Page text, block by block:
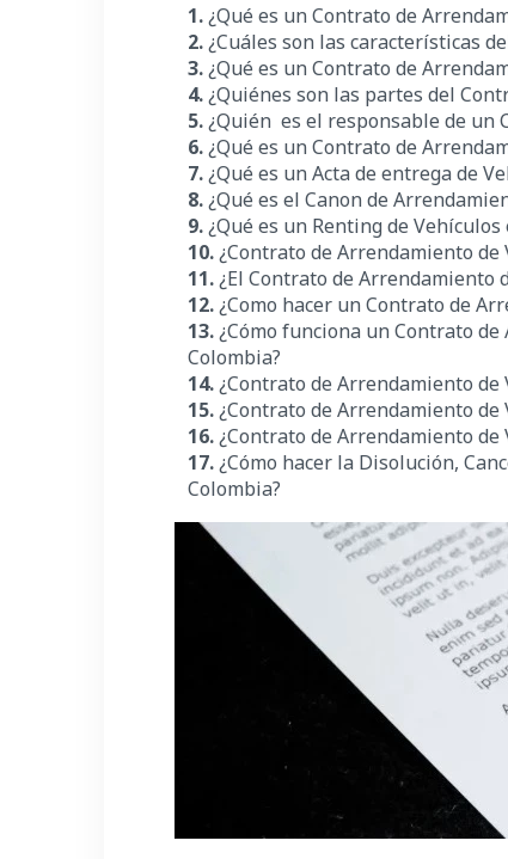
1.¿Qué es un Contrato de
2.¿Cuáles son las características
3.¿Qué es un Contrato de
4.¿Quiénes son las partes del
5.¿Quién es el responsable de un
6.¿Qué es un Contrato de
7.¿Qué es un Acta de entrega de
8.¿Qué es el Canon de
9.¿Qué es un Renting de Vehículos
10.¿Contrato de Arrendamiento
11.¿El Contrato de Arrendamiento
12.¿Como hacer un Contrato de
13.¿Cómo funciona un Contrato
Colombia?
14.¿Contrato de Arrendamiento
15.¿Contrato de Arrendamiento de
16.¿Contrato de Arrendamiento de
17.¿Cómo hacer la Disolución,
Colombia?